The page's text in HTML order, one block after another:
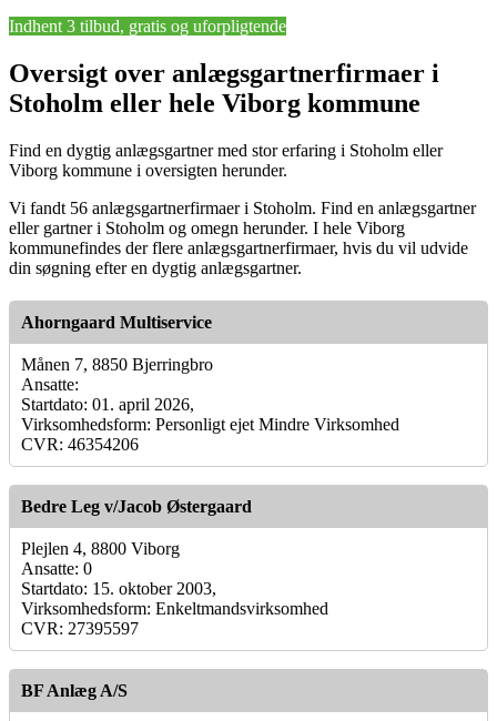
Indhent 3 tilbud, gratis og uforpligtende
Oversigt over anlægsgartnerfirmaer i
Stoholm eller hele Viborg kommune
Find en dygtig anlægsgartner med stor erfaring i Stoholm eller
Viborg kommune i oversigten herunder.
Vi fandt 56 anlægsgartnerfirmaer i Stoholm. Find en anlægsgartner
eller gartner i Stoholm og omegn herunder. I hele Viborg
kommunefindes der flere anlægsgartnerfirmaer, hvis du vil udvide
din søgning efter en dygtig anlægsgartner.
Ahorngaard Multiservice
Månen 7, 8850 Bjerringbro
Ansatte:
Startdato: 01. april 2026,
Virksomhedsform: Personligt ejet Mindre Virksomhed
CVR: 46354206
Bedre Leg v/Jacob Østergaard
Plejlen 4, 8800 Viborg
Ansatte: 0
Startdato: 15. oktober 2003,
Virksomhedsform: Enkeltmandsvirksomhed
CVR: 27395597
BF Anlæg A/S